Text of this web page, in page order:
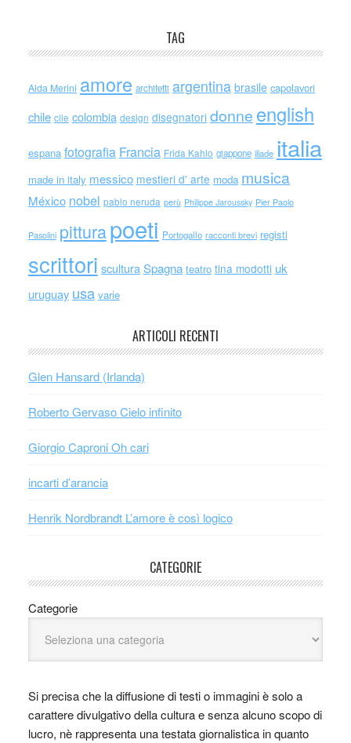
TAG
Alda Merini amore architetti argentina brasile capolavori
chile cile colombia design disegnatori donne english
espana fotografia Francia Frida Kahlo giappone iliade italia
made in italy messico mestieri d' arte moda musica
México nobel pablo neruda perù Philippe Jaroussky Pier Paolo
Pasolini pitturapoeti Portogallo racconti brevi registi
scrittori scultura Spagna teatro tina modotti uk
uruguay usa varie
ARTICOLI RECENTI
Glen Hansard (Irlanda)
Roberto Gervaso Cielo infinito
Giorgio Caproni Oh cari
incarti d’arancia
Henrik Nordbrandt L’amore è così logico
CATEGORIE
Categorie
Si precisa che la diffusione di testi o immagini è solo a
carattere divulgativo della cultura e senza alcuno scopo di
lucro, nè rappresenta una testata giornalistica in quanto